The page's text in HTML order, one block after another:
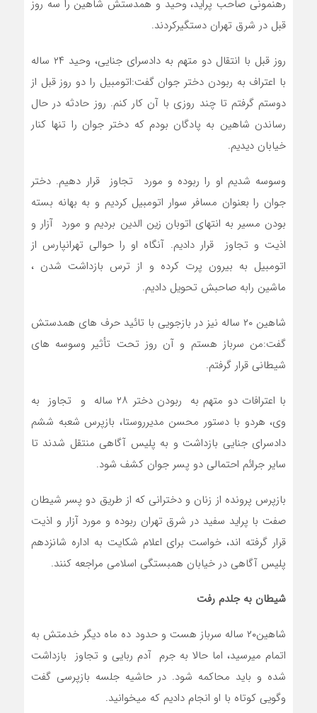
رهنمونی صاحب پراید، وحید و همدستش شاهین را سه روز
قبل در شرق تهران دستگیرکردند.
روز قبل با انتقال دو متهم به دادسرای جنایی، وحید ۲۴ ساله
با اعتراف به ربودن دختر جوان گفت:اتومبیل را دو روز قبل از
دوستم گرفتم تا چند روزی با آن کار کنم. روز حادثه در حال
رساندن شاهین به پادگان بودم که دختر جوان را تنها کنار
خیابان دیدیم.
وسوسه شدیم او را ربوده و مورد تجاوز قرار دهیم. دختر
جوان را بعنوان مسافر سوار اتومبیل کردیم و به بهانه بسته
بودن مسیر به انتهای اتوبان زین الدین بردیم و مورد آزار و
اذیت و تجاوز قرار دادیم. آنگاه او را حوالی تهرانپارس از
اتومبیل به بیرون پرت کرده و از ترس بازداشت شدن ،
ماشین رابه صاحبش تحویل دادیم.
شاهین ۲۰ ساله نیز در بازجویی با تائید حرف های همدستش
گفت:من سرباز هستم و آن روز تحت تأثیر وسوسه های
شیطانی قرار گرفتم.
با اعترافات دو متهم به ربودن دختر ۲۸ ساله و تجاوز به
وی، هردو با دستور محسن مدیرروستا، بازپرس شعبه ششم
دادسرای جنایی بازداشت و به پلیس آگاهی منتقل شدند تا
سایر جرائم احتمالی دو پسر جوان کشف شود.
بازپرس پرونده از زنان و دخترانی که از طریق دو پسر شیطان
صفت با پراید سفید در شرق تهران ربوده و مورد آزار و اذیت
قرار گرفته اند، خواست برای اعلام شکایت به اداره شانزدهم
پلیس آگاهی در خیابان همبستگی اسلامی مراجعه کنند.
شیطان به جلدم رفت
شاهین۲۰ ساله سرباز هست و حدود ده ماه دیگر خدمتش به
اتمام میرسید، اما حالا به جرم آدم ربایی و تجاوز بازداشت
شده و باید محاکمه شود. در حاشیه جلسه بازپرسی گفت
وگویی کوتاه با او انجام دادیم که میخوانید.